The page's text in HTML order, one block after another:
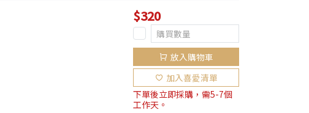
$320
放入購物車
加入喜愛清單
下單後立即採購，需5-7個
工作天。